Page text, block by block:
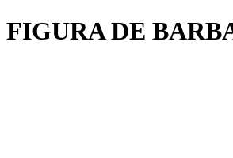
FIGURA DE